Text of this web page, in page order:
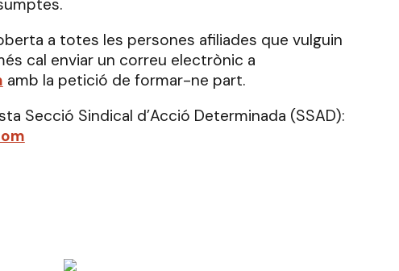
oberta a totes les persones afiliades que vulguin
cal enviar un correu electrònic a
amb la petició de formar-ne part.
Secció Sindical d’Acció Determinada (SSAD):